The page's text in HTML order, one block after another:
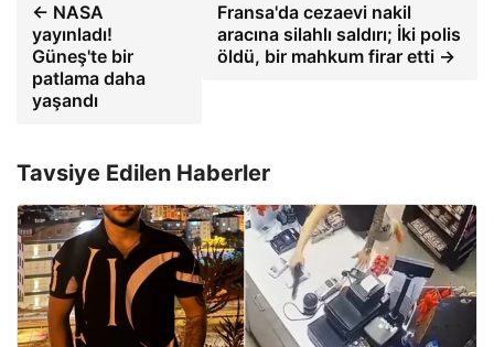
← NASA
yayınladı!
Güneş'te bir
patlama daha
yaşandı
Fransa'da cezaevi nakil
aracına silahlı saldırı; İki polis
öldü, bir mahkum firar etti →
Tavsiye Edilen Haberler